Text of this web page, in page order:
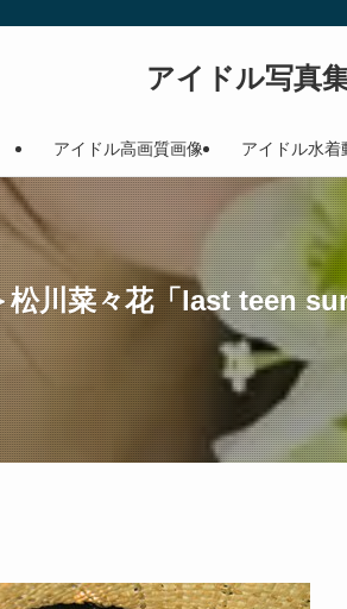
アイドル写真
アイドル高画質画像 アイドル水着
川菜々花「last teen